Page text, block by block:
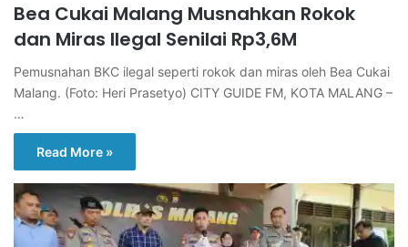
Bea Cukai Malang Musnahkan Rokok
dan Miras Ilegal Senilai Rp3,6M
Pemusnahan BKC ilegal seperti rokok dan miras oleh Bea Cukai
Malang. (Foto: Heri Prasetyo) CITY GUIDE FM, KOTA MALANG –
…
Read More »